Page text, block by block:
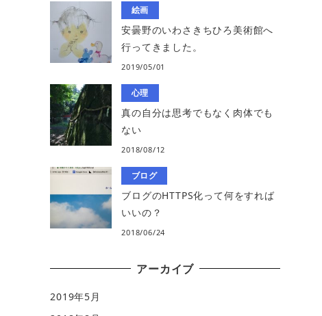
絵画
安曇野のいわさきちひろ美術館へ
行ってきました。
2019/05/01
心理
真の自分は思考でもなく肉体でも
ない
2018/08/12
ブログ
ブログのHTTPS化って何をすれば
いいの？
2018/06/24
アーカイブ
2019年5月